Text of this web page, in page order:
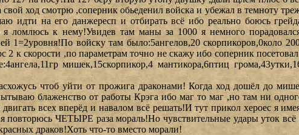
ход смотрю ,соперник обьеденил войска и убежал в темноту
идти на его данжересп и отбирать всё ибо реально боюсь
я ломлюсь к нему!Увидев там маны за 1000 я немного
войску там было:5ангелов,20 скорпикоров,0коло
к скорости ,по параметрам точно не скажу ибо соперник
мишек,15скорпикор,4 мантикора,6птиц
чтоб уйти от прожига драконами! Когда ход дошёл до
блаженство от работы Крэга ибо маг то маг ,но там ни
всех вперёд и навалом всё решать!И тут прикол хероес я
повторюсь ЧЕТЫРЕ раза мораль!Но чувствительные удары уток всё
драков!Хоть что-то вместо морали!